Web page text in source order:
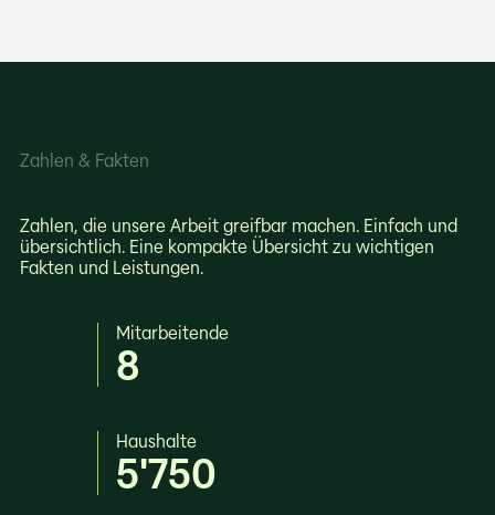
Zahlen & Fakten
Zahlen, die unsere Arbeit greifbar machen. Einfach und
übersichtlich. Eine kompakte Übersicht zu wichtigen
Fakten und Leistungen.
Mitarbeitende
8
Haushalte
5'750